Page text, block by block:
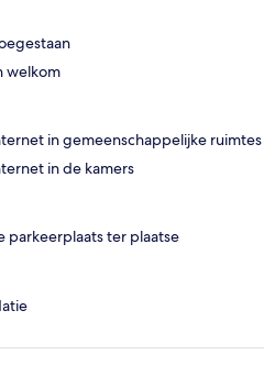
welkom
in gemeenschappelijke ruimtes
in de kamers
parkeerplaats ter plaatse